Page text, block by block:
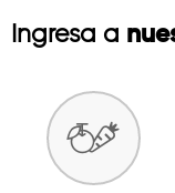
Ingresa a